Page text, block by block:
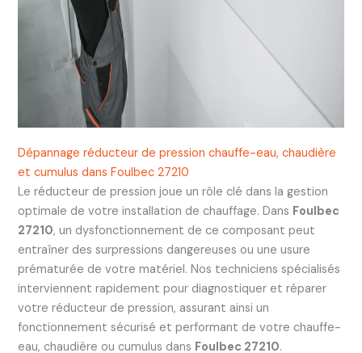
Dépannage réducteur de pression chauffe-eau, chaudière
et cumulus dans Foulbec 27210
Le réducteur de pression joue un rôle clé dans la gestion
optimale de votre installation de chauffage. Dans Foulbec
27210, un dysfonctionnement de ce composant peut
entraîner des surpressions dangereuses ou une usure
prématurée de votre matériel. Nos techniciens spécialisés
interviennent rapidement pour diagnostiquer et réparer
votre réducteur de pression, assurant ainsi un
fonctionnement sécurisé et performant de votre chauffe-
eau, chaudière ou cumulus dans Foulbec 27210.